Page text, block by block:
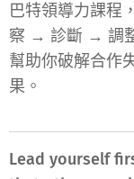
巴特領導力課程
察 → 診斷 → 調
幫助你破解合作
果。
Lead yourself